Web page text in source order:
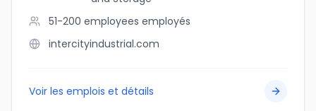
51-200 employees employés
intercityindustrial.com
Voir les emplois et détails